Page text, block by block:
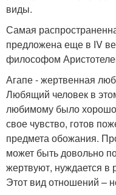
виды.
Самая
предложена еще в ІV
философом
Агапе - жертвенная
Любящий человек в
любимому было
свое чувство, готов
предмета обожания.
может быть довольно
жертвуют, нуждается в
Этот вид отношений –